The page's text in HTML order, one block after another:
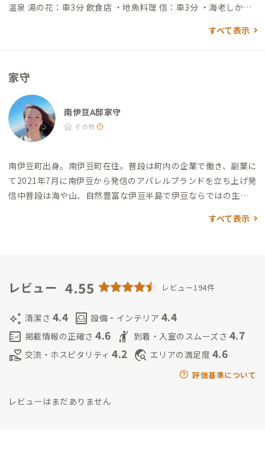
温泉 湯の花：車3分 飲食店 ・地魚料理 信：車3分 ・海老しか勝
（カフェ）：車3分 ※温泉メロンをふんだんに使用した、メロ
場）：車14分 ・石廊崎オーシャンパーク：車18分 ※伊豆半島
最南端の大海原を独り占め。石廊埼灯台・石室神社・熊野神社
にも近い
すべて表示
家守
南伊豆A邸家守
その他
南伊豆町出身。南伊豆町在住。 普段は町内の企業で働き、副業に
て2021年7月に南伊豆から発信の アパレルブランドを立ち上げ発
信中普段は海や山、自然豊富な伊豆半島で伊豆ならではの生活
共有して南伊豆町の良さをもっ
過ごせる南伊豆A邸にしたいと思っております。
すべて表示
レビュー 4.55 レビュー194件
auto_awesome 清潔さ 4.4 living 設備・インテリア 4.4
fact_check 掲載情報の正確さ 4.6 hail 到着・入室のスムーズさ 4.7
volunteer_activism 交流・ホスピタリティ 4.2 travel_explore エリアの満足度 4.6
評価基準について
レビューはまだありません